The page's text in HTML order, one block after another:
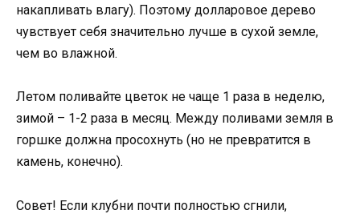
накапливать влагу). Поэтому долларовое дерево
чувствует себя значительно лучше в сухой земле,
чем во влажной.
Летом поливайте цветок не чаще 1 раза в неделю,
зимой – 1-2 раза в месяц. Между поливами земля в
горшке должна просохнуть (но не превратится в
камень, конечно).
Совет! Если клубни почти полностью сгнили,